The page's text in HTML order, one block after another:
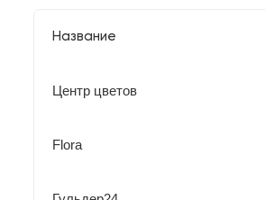
Название
Центр цветов
Flora